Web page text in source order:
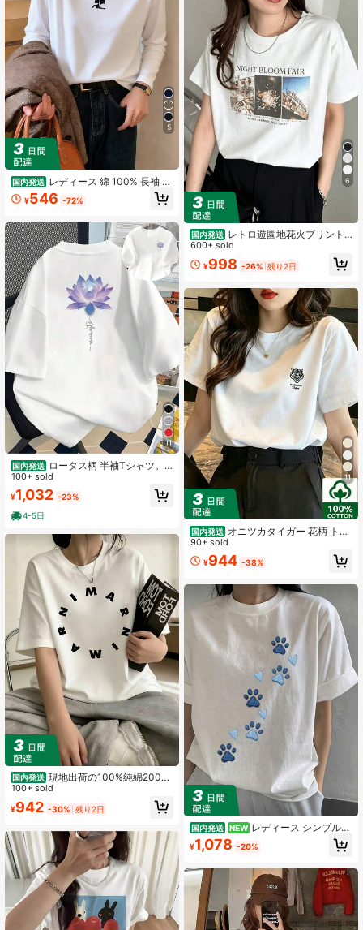
5
国内発送 レディース 綿 100% 長袖 T
シャツ 春秋モデル インナー兼用 万
能ゆったりフィット 肌着 / アンダー
¥546 -72%
11
国内発送 ロータス柄 半袖Tシャツ。
スタイリッシュな禅風プリントが特
徴のレディース向け。 春夏のに最
適。
100+ sold
¥1,032 -23%
4-5日
国内発送 現地出荷の100%純綿200g
Tシャツ、2026レディース夏ファッ
ションプリント半袖Tシャツ、カップ
ルスタイル、インナーにもアウター
ンドネックの楽しい半袖トップス。
100+ sold
¥942 -30% 残り2日
6
国内発送 レトロ遊園地花火プリント
半袖Tシャツ 白 100%コットン レデ
ィース 日常着 通気性あり 国内発送
レディース服 夏物 新作 レディース
長さ コットン素材 快適な着心地 洗
濯機使用可。
600+ sold
¥998 -26% 残り2日
11
国内発送 オニツカタイガー 花柄 トラ
T シャツ レディース 半袖 綿 ホワイ
ト オーバーサイズ カジュアル おし
ゃれ
90+ sold
¥944 -38%
国内発送 NEW レディース シンプル
半袖Tシャツ カジュアル デイリーウ
ェア男女兼用 肉球プリント＆ハート
ト入り 100%ソフトで通気性の良い
半袖Tシャツ、ルーズフィット カジ
ュアル ラウンドネックシャツ、ペッ
ト愛好家/犬の飼い主向け、洗濯機洗
い対応 カジュアルウェア
¥1,078 -20%